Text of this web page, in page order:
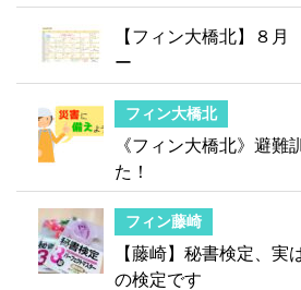
【フィン大橋北】８
ー
フィン大橋北
《フィン大橋北》避難
た！
フィン藤崎
【藤崎】秘書検定、実
の検定です